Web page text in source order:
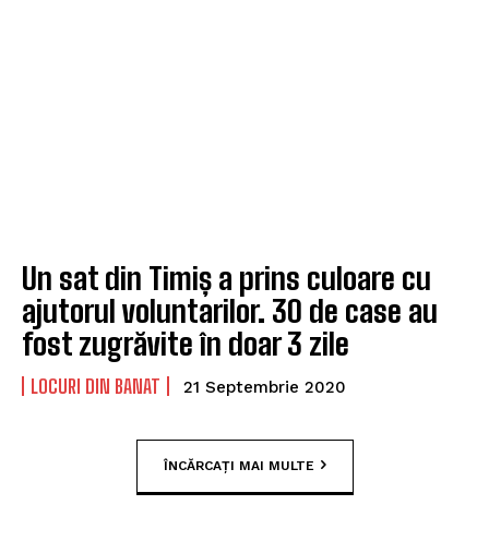
Un sat din Timiș a prins culoare cu
ajutorul voluntarilor. 30 de case au
fost zugrăvite în doar 3 zile
LOCURI DIN BANAT 21 Septembrie 2020
ÎNCĂRCAȚI MAI MULTE